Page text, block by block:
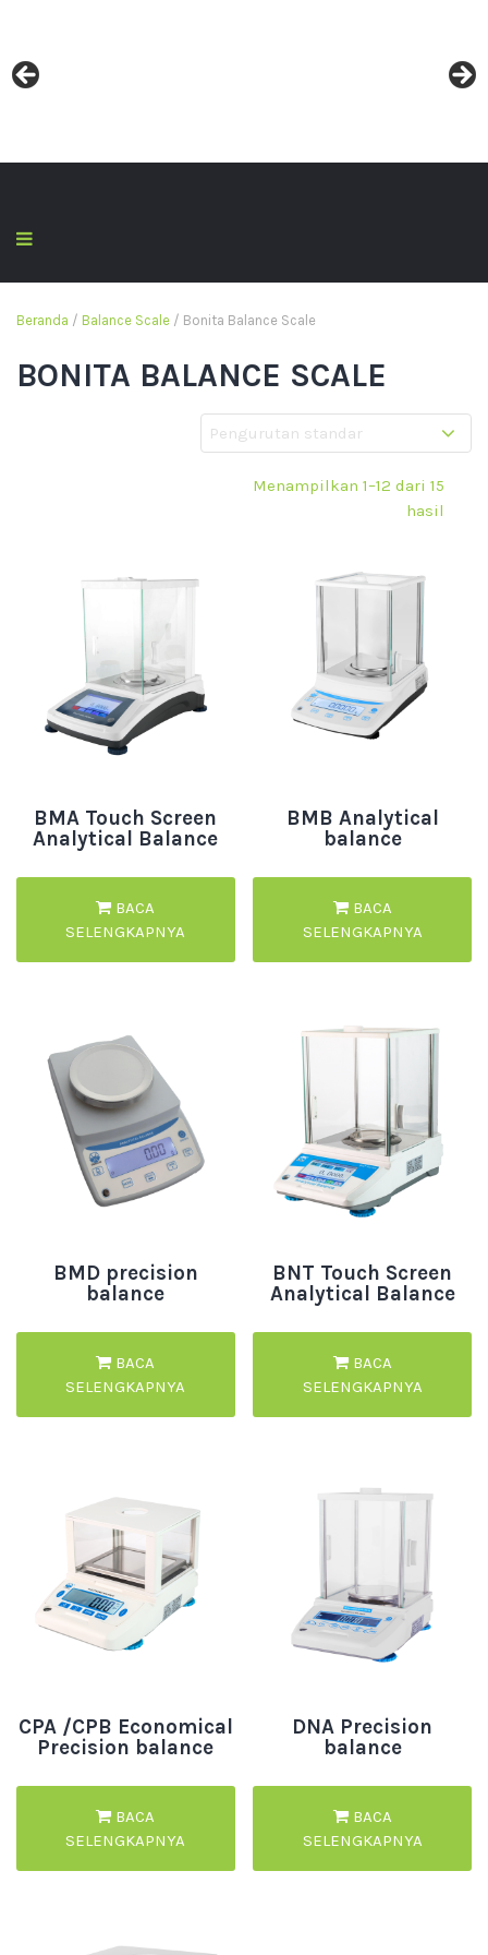
Beranda / Balance Scale / Bonita Balance Scale
BONITA BALANCE SCALE
Menampilkan 1–12 dari 15
hasil
BMA Touch Screen
Analytical Balance
BACA
SELENGKAPNYA
BMB Analytical
balance
BACA
SELENGKAPNYA
BMD precision
balance
BACA
SELENGKAPNYA
BNT Touch Screen
Analytical Balance
BACA
SELENGKAPNYA
CPA /CPB Economical
Precision balance
BACA
SELENGKAPNYA
DNA Precision
balance
BACA
SELENGKAPNYA